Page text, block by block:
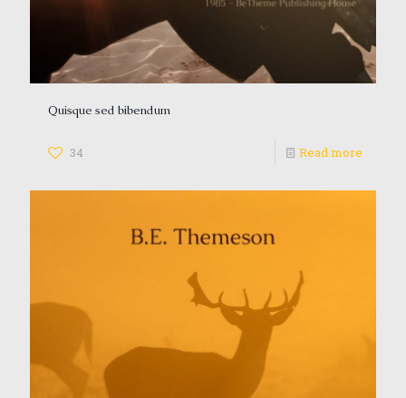
Quisque sed bibendum
34 Read more